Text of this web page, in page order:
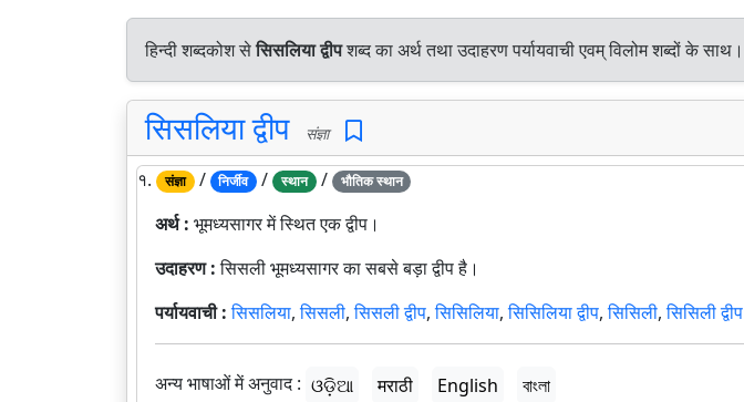
हिन्दी शब्दकोश सेसिसलिया द्वीपशब्द का अर्थ तथा उदाहरण पर्यायवाची एवम् विलोम शब्दों के साथ।
सिसलिया द्वीप संज्ञा
१. संज्ञा / निर्जीव / स्थान / भौतिक स्थान
अर्थ : भूमध्यसागर में स्थित एक द्वीप।
उदाहरण :सिसली भूमध्यसागर का सबसे बड़ा द्वीप है।
पर्यायवाची :सिसलिया,सिसली,सिसली द्वीप,सिसिलिया,सिसिलिया द्वीप,सिसिली,सिसिली द्वीप
अन्य भाषाओं में अनुवाद : ଓଡ଼ିଆ मराठी English বাংলা